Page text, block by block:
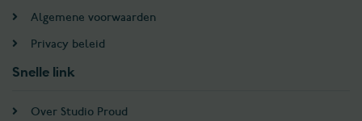
Algemene voorwaarden
Privacy beleid
Snelle link
Over Studio Proud